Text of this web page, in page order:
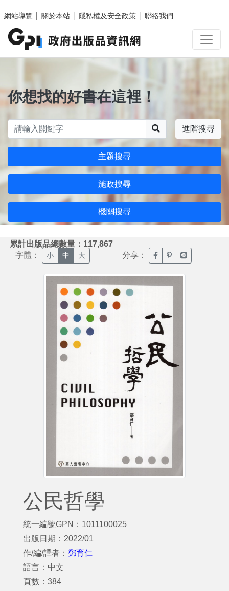
網站導覽
關於本站 隱私權及安全政策 聯絡我們
你想找的好書在這裡！
進階搜尋
主題搜尋
施政搜尋
機關搜尋
累計出版品總數量：117,867
字體： 小 中 大 分享： 臉書分享(另開新視窗)
噗浪分享(另開新
Line分享(另
公民哲學
統一編號GPN：1011100025
出版日期：2022/01
作/編/譯者： 鄧育仁
語言：中文
頁數：384